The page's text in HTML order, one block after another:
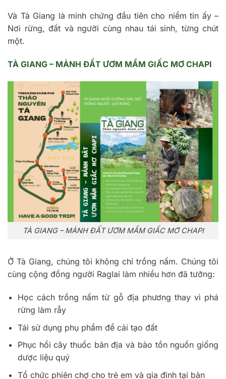
Và Tà Giang là minh chứng đầu tiên cho niềm tin ấy –
Nơi rừng, đất và người cùng nhau tái sinh, từng chút
một.
TÀ GIANG – MẢNH ĐẤT ƯƠM MẦM GIẤC MƠ CHAPI
TÀ GIANG – MẢNH ĐẤT ƯƠM MẦM GIẤC MƠ CHAPI
Ở Tà Giang, chúng tôi không chỉ trồng nấm. Chúng tôi
cùng cộng đồng người Raglai làm nhiều hơn đã tưởng:
Học cách trồng nấm từ gỗ địa phương thay vì phá
rừng làm rẫy
Tái sử dụng phụ phẩm để cải tạo đất
Phục hồi cây thuốc bản địa và bảo tồn nguồn giống
dược liệu quý
Tổ chức phiên chợ cho trẻ em và gia đình tại bản